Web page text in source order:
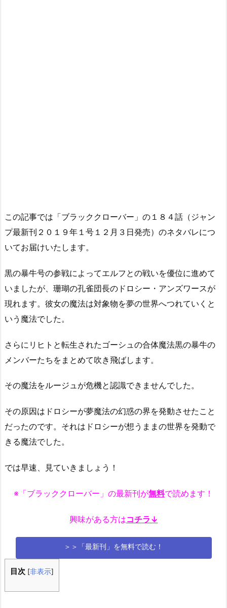
この記事では「ブラッククローバー」の１８４話（ジャン
プ最新刊２０１９年１号１２月３日発売）のネタバレにつ
いてお届けいたします。
黒の暴牛号の参戦によってエルフとの戦いを優位に進めて
いましたが、珊瑚の孔雀団長のドロシー・アンズワースが
現れます。彼女の魔法は対象物を夢の世界へつれていくと
いう魔法でした。
さらにリヒトと転生されたゴーシュの合体魔法黒の暴牛の
メンバーたちをまとめて吹き飛ばします。
その魔法をルージュが危機と認識できませんでした。
その原因はドロシーが夢魔法の幻惑の界を発動させたこと
だったのです。それはドロシーが想うままの世界を発動で
きる魔法でした。
では早速、見ていきましょう！
※「ブラッククローバー」の最新刊が無料で読めます！
興味がある方はコチラ↓
＞＞「最新刊」を無料で読む！
目次 [非表示]